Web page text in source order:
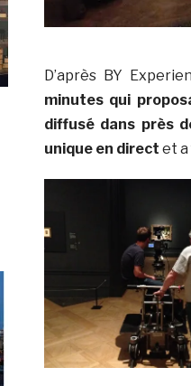
D’après BY
minutes qui
diffusé dans près
unique en direct et a